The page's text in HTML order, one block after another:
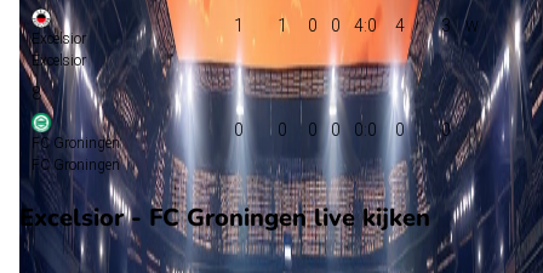
Excelsior
Excelsior
1 1 0 0 4:0 4 3
8
FC Groningen
FC Groningen
0 0 0 0 0:0 0 0
Excelsior - FC Groningen live kijken
ESPN